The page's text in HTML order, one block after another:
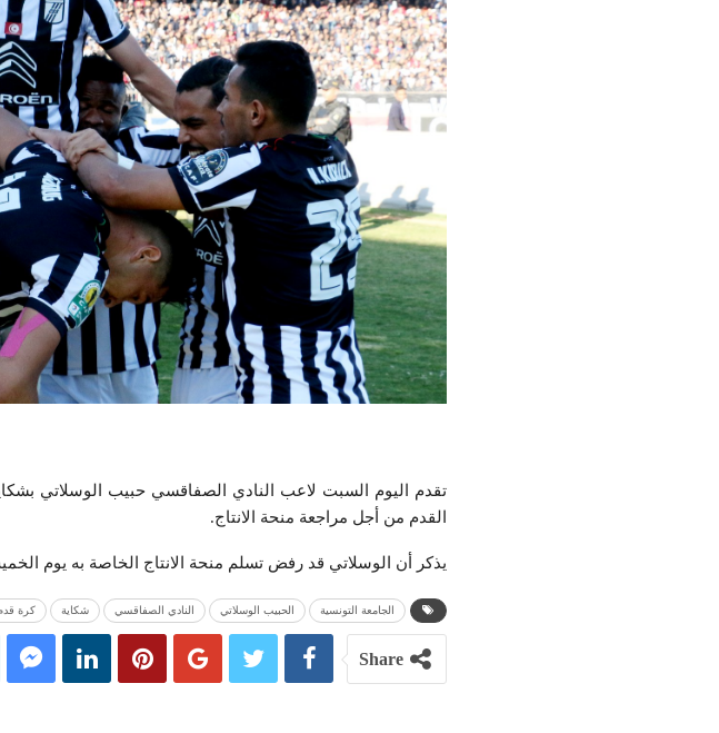
تقدم اليوم السبت لاعب النادي الصفاقسي حبيب الوسلاتي
القدم من أجل مراجعة منحة الانتاج.
يذكر أن الوسلاتي قد رفض تسلم منحة الانتاج الخاصة به يوم
الجامعة التونسية الحبيب الوسلاتي النادي الصفاقسي شكاية كرة
Share